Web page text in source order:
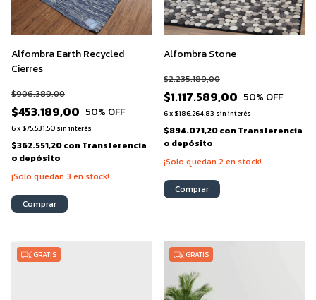
Alfombra Earth Recycled
Cierres
$453.189,00
$906.389,00
50% OFF
6x $75.531,50 sin interés
$362.551,20conTransferencia
o depósito
¡Solo quedan 3 en stock!
Comprar
Alfombra Stone
$1.117.589,00
$2.235.189,00
50% OFF
6x $186.264,83 sin interés
$894.071,20conTransferencia
o depósito
¡Solo quedan 2 en stock!
Comprar
GRATIS GRATIS